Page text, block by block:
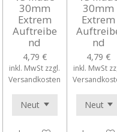
30mm
Extrem
Auftreibe
nd
4,79 €
inkl. MwSt zzgl.
Versandkosten
30mm
Extrem
nd
4,79 €
inkl. MwSt